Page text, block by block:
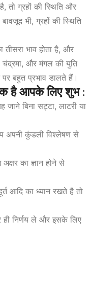
तो ग्रहों की स्थिति और
भी, ग्रहों की स्थिति
भाव होता है, और
और मंगल की युति
बहुत प्रभाव डालते हैं।
है आपके लिए शुभ:
बिना सट्टा, लाटरी या
कुंडली विश्लेषण से
का ज्ञान होने से
आदि का ध्यान रखते है तो
निर्णय ले और इसके लिए